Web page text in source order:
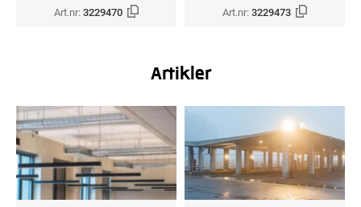
Art.nr:3229470 Art.nr:3229473
Artikler